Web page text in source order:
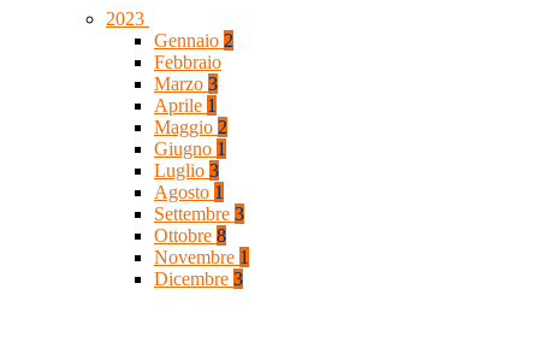
2023
Gennaio 2
Febbraio
Marzo 3
Aprile 1
Maggio 2
Giugno 1
Luglio 3
Agosto 1
Settembre 3
Ottobre 8
Novembre 1
Dicembre 3